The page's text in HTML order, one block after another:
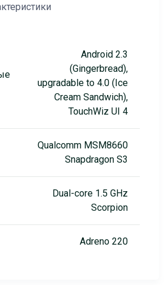
Android 2.3
(Gingerbread),
upgradable to 4.0 (Ice
Cream Sandwich),
TouchWiz UI 4
Qualcomm MSM8660
Snapdragon S3
Dual-core 1.5 GHz
Scorpion
Adreno 220